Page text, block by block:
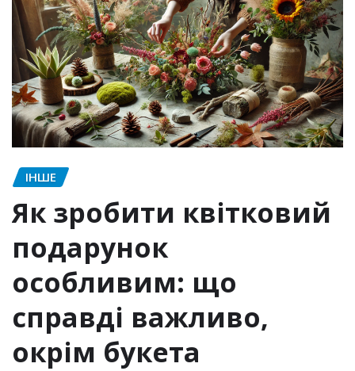
ІНШЕ
Як зробити квітковий
подарунок
особливим: що
справді важливо,
окрім букета